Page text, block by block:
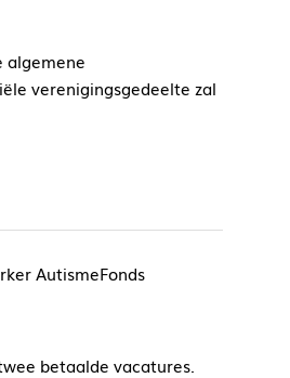
algemene
verenigingsgedeelte zal
AutismeFonds
betaalde vacatures.